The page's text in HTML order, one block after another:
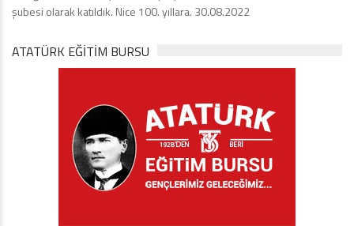
şubesi olarak katıldık. Nice 100. yıllara. 30.08.2022
ATATÜRK EĞITIM BURSU